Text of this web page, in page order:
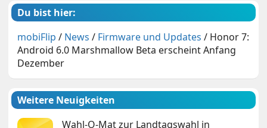
Du bist hier:
mobiFlip / News / Firmware und Updates / Honor 7:
Android 6.0 Marshmallow Beta erscheint Anfang
Dezember
Weitere Neuigkeiten
Wahl-O-Mat zur Landtagswahl in